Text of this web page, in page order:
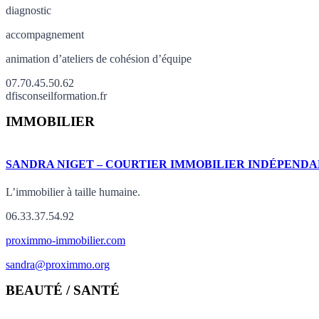
diagnostic
accompagnement
animation d’ateliers de cohésion d’équipe
07.70.45.50.62
dfisconseilformation.fr
IMMOBILIER
SANDRA NIGET – COURTIER IMMOBILIER
L’immobilier à taille humaine.
06.33.37.54.92
proximmo-immobilier.com
sandra@proximmo.org
BEAUTÉ / SANTÉ